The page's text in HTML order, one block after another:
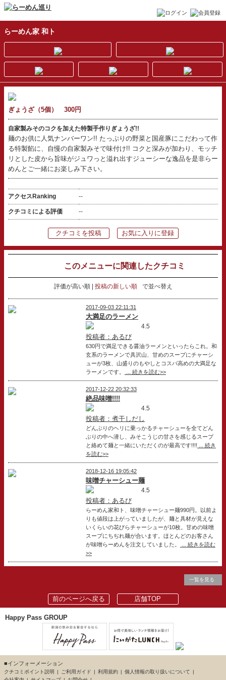
らーめん家 和ト
ぎょうざ（5個） 300円
自家製みそのコクを加えた特製手作りぎょうざ!!
麺のお供に人気ナンバーワン!! たっぷりの野菜と国産豚にこだわって作
る特製餡に、自慢の自家製みそで味付け!! コクと深みが加わり、モッチ
リとした皮から旨味がジュワっと溢れ出すジューシーな逸品を是非らー
めんとご一緒にお楽しみ下さい。
アクセスRanking --
クチコミによる評価 --
クチコミを投稿 お気に入りに登録
このメニューに関連したクチコミ
評価が高い順 投稿の新しい順 で並べ替え
2017-09-03 22:11:31
大満足のラーメン
4.5
投稿者：あるび
630円で満足できる醤油ラーメンといったらこれ。和
玄系のラーメンで具沢山、甘めのスープにチャーシ
ューが3枚、山盛りのもやしとコスパ高めの大満足な
ラーメンです。
... 続きを読む>>
2017-12-22 20:32:33
絶品味噌!!!!
4.5
投稿者：煮干しだし
どんぶりのヘリに乗っかるチャーシューを全てどん
ぶりの中へ潜し、みそこうじの甘さを感じるスープ
と絡めて麺と一緒にいただくのが最高です!!!! ... 続き
を読む>>
2018-12-16 19:05:42
味噌チャーシュー麺
4.5
投稿者：あるび
らーめん家和ト、味噌チャーシュー麺990円。以前よ
りも値段は上がっていましたが、麺と具材が見えな
いくらいの花びらチャーシューが10枚。甘めの味噌
スープにちぢれ麺が合います。ほとんどのお客さん
が味噌らーめんを注文していました。
... 続きを読む
>>
一覧を見る
前のページへ戻る 店舗TOP
Happy Pass GROUP
■インフォーメーション
クチコミポイント説明 ご利用ガイド 利用規約
個人情報の取り扱いについて